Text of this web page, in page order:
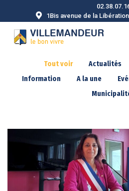
1Bis avenue de la
Tout voir Actualités
Information
A la une